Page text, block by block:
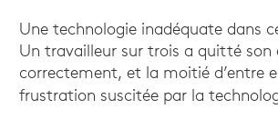
Une technologie inadéquate dans
Un travailleur sur trois a quitté son
correctement, et la moitié d’entre
frustration suscitée par la